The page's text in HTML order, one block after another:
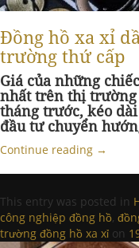
Đồng hồ xa xỉ
trường thứ cấp
Giá của những
nhất trên thị trường
tháng trước, kéo
đầu tư chuyển
Continue reading →
This entry was posted in
công nghiệp đồng hồ,
trường đồng hồ xa xỉ on